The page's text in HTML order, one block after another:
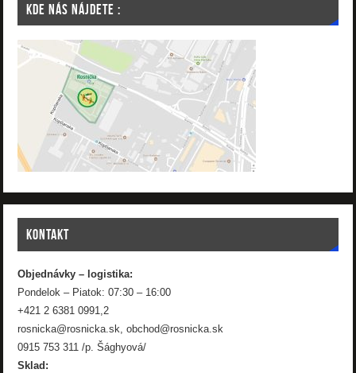
KDE NÁS NÁJDETE :
KONTAKT
Objednávky – logistika:
Pondelok – Piatok: 07:30 – 16:00
+421 2 6381 0991,2
rosnicka@rosnicka.sk, obchod@rosnicka.sk
0915 753 311 /p. Šághyová/
Sklad: